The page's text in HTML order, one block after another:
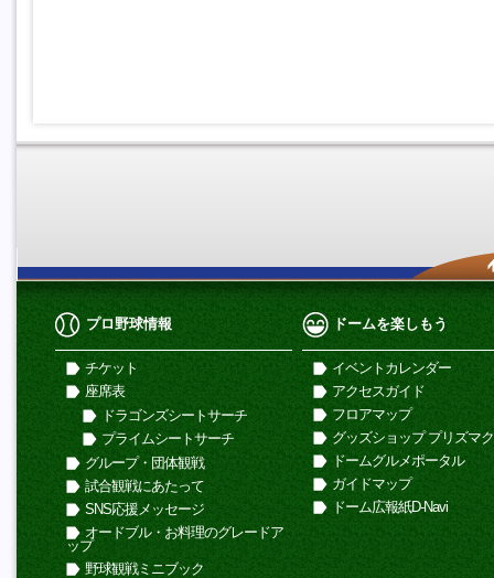
プロ野球情報
チケット
座席表
ドラゴンズシートサーチ
プライムシートサーチ
グループ・団体観戦
試合観戦にあたって
SNS応援メッセージ
オードブル・お料理のグレードア
ップ
野球観戦ミニブック
ドームを楽しもう
イベントカレンダー
アクセスガイド
フロアマップ
グッズショップ プリズマ
ドームグルメポータル
ガイドマップ
ドーム広報紙D-Navi